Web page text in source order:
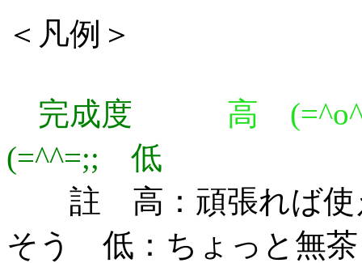
＜凡例＞
完成度
高
(=^^=;; 低
註 高：頑張れば使
そう 低：ちょっと無茶